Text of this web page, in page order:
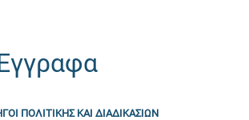
ΠΟΛΙΤΙΚΗΣ ΚΑΙ ΔΙΑΔΙΚΑΣΙΩΝ